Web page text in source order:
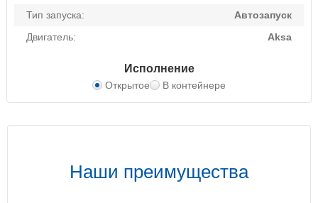
Тип запуска:
Автозапуск
Двигатель:
Aksa
Исполнение
Открытое В контейнере
Наши преимущества